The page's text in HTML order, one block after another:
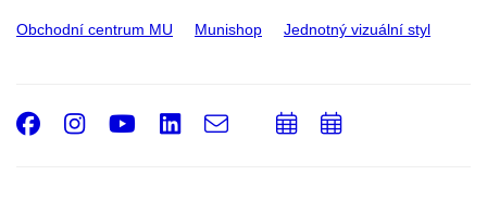
Obchodní centrum MU Munishop Jednotný vizuální styl
Facebook
Instagram
Youtube
LinkedIn
e-
PřidatPřidat